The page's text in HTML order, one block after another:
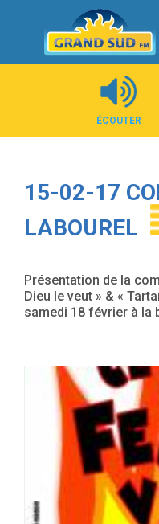
Panneau de gestion des
ÉCOUTER
15-02-17
LABOUREL
Présentation de la
Dieu le veut » & «
samedi 18 février à la